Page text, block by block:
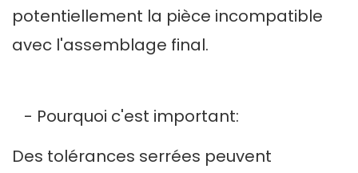
potentiellement la pièce incompatible
avec l'assemblage final.
- Pourquoi c'est important:
Des tolérances serrées peuvent